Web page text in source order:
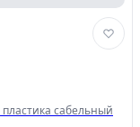
сабельный